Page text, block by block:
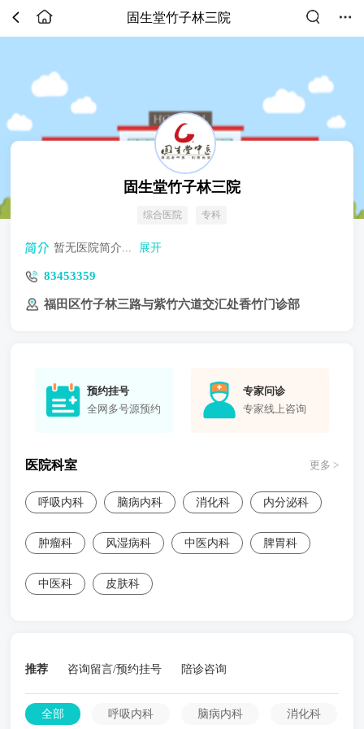
固生堂竹子林三院
固生堂竹子林三院
综合医院 专科
暂无医院简介... 展开
83453359
福田区竹子林三路与紫竹六道交汇处香竹门诊部
预约挂号
全网多号源预约
专家问诊
专家线上咨询
医院科室 更多 >
呼吸内科 脑病内科 消化科 内分泌科
肿瘤科 风湿病科 中医内科 脾胃科
中医科 皮肤科
推荐 咨询留言/预约挂号 陪诊咨询
全部 呼吸内科 脑病内科 消化科